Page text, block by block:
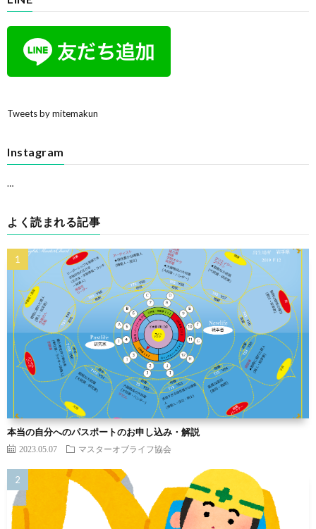
Tweets by mitemakun
Instagram
…
よく読まれる記事
本当の自分へのパスポートのお申し込み・解説
2023.05.07 マスターオブライフ協会